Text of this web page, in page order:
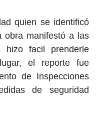
quien se identificó
obra manifestó a las
hizo facil prenderle
el reporte fue
de Inspecciones
de seguridad